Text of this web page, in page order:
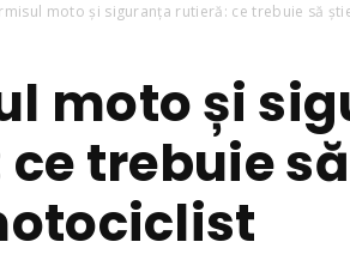
moto și siguranța rutieră: ce trebuie să
moto și
trebuie